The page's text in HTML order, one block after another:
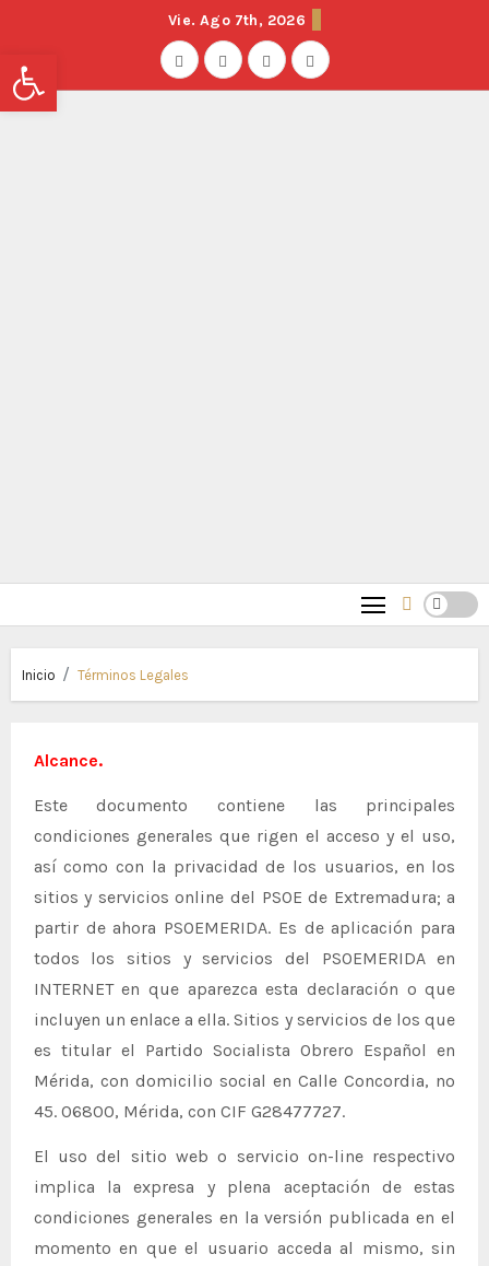
Vie. Ago 7th, 2026
Inicio Términos Legales
Alcance.
Este documento contiene las principales
condiciones generales que rigen el acceso y el uso,
así como con la privacidad de los usuarios, en los
sitios y servicios online del PSOE de Extremadura; a
partir de ahora PSOEMERIDA. Es de aplicación para
todos los sitios y servicios del PSOEMERIDA en
INTERNET en que aparezca esta declaración o que
incluyen un enlace a ella. Sitios y servicios de los que
es titular el Partido Socialista Obrero Español en
Mérida, con domicilio social en Calle Concordia, nº
45. 06800, Mérida, con CIF G28477727.
El uso del sitio web o servicio on-line respectivo
implica la expresa y plena aceptación de estas
condiciones generales en la versión publicada en el
momento en que el usuario acceda al mismo, sin
Abrir barra de herramientas